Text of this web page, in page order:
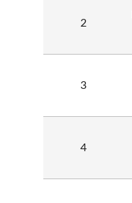
2
3
4